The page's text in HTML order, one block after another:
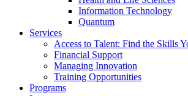
Information Technology
Quantum
Services
Access to Talent: Find the Skills
Financial Support
Managing Innovation
Training Opportunities
Programs